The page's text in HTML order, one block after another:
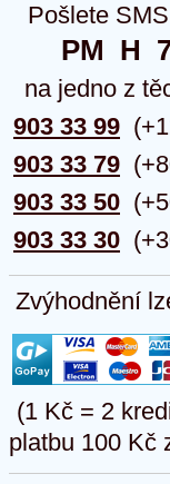
Pošlete
PM  H
na jedno z
903 33 99
903 33 79
903 33 50
903 33 30
Zvýhodnění
(1 Kč = 2
platbu 100 Kč